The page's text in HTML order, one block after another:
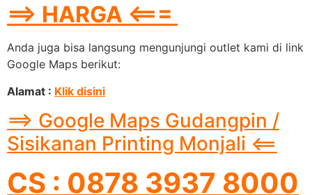
==> HARGA <===
Anda juga bisa langsung mengunjungi outlet kami di link
Google Maps berikut:
Alamat : Klik disini
==> Google Maps Gudangpin /
Sisikanan Printing Monjali <==
CS : 0878 3937 8000